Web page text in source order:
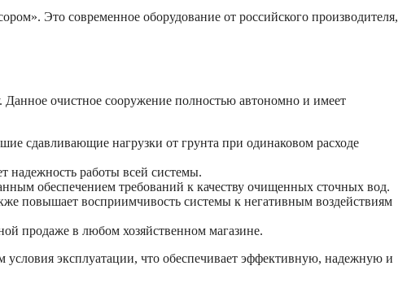
Это современное оборудование от российского производителя,
очистное сооружение полностью автономно и имеет
сдавливающие нагрузки от грунта при одинаковом расходе
надежность работы всей системы.
обеспечением требований к качеству очищенных сточных вод.
повышает восприимчивость системы к негативным воздействиям
продаже в любом хозяйственном магазине.
эксплуатации, что обеспечивает эффективную, надежную и